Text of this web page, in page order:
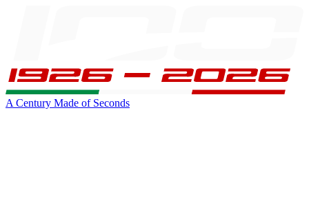
A Century Made of Seconds